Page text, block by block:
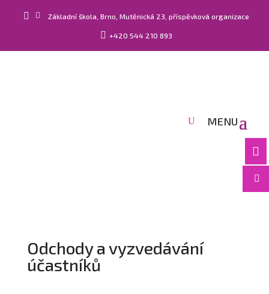
  Základní škola, Brno, Mutěnická 23, příspěvková organizace
 +420 544 210 893


Odchody a vyzvedávání
účastníků